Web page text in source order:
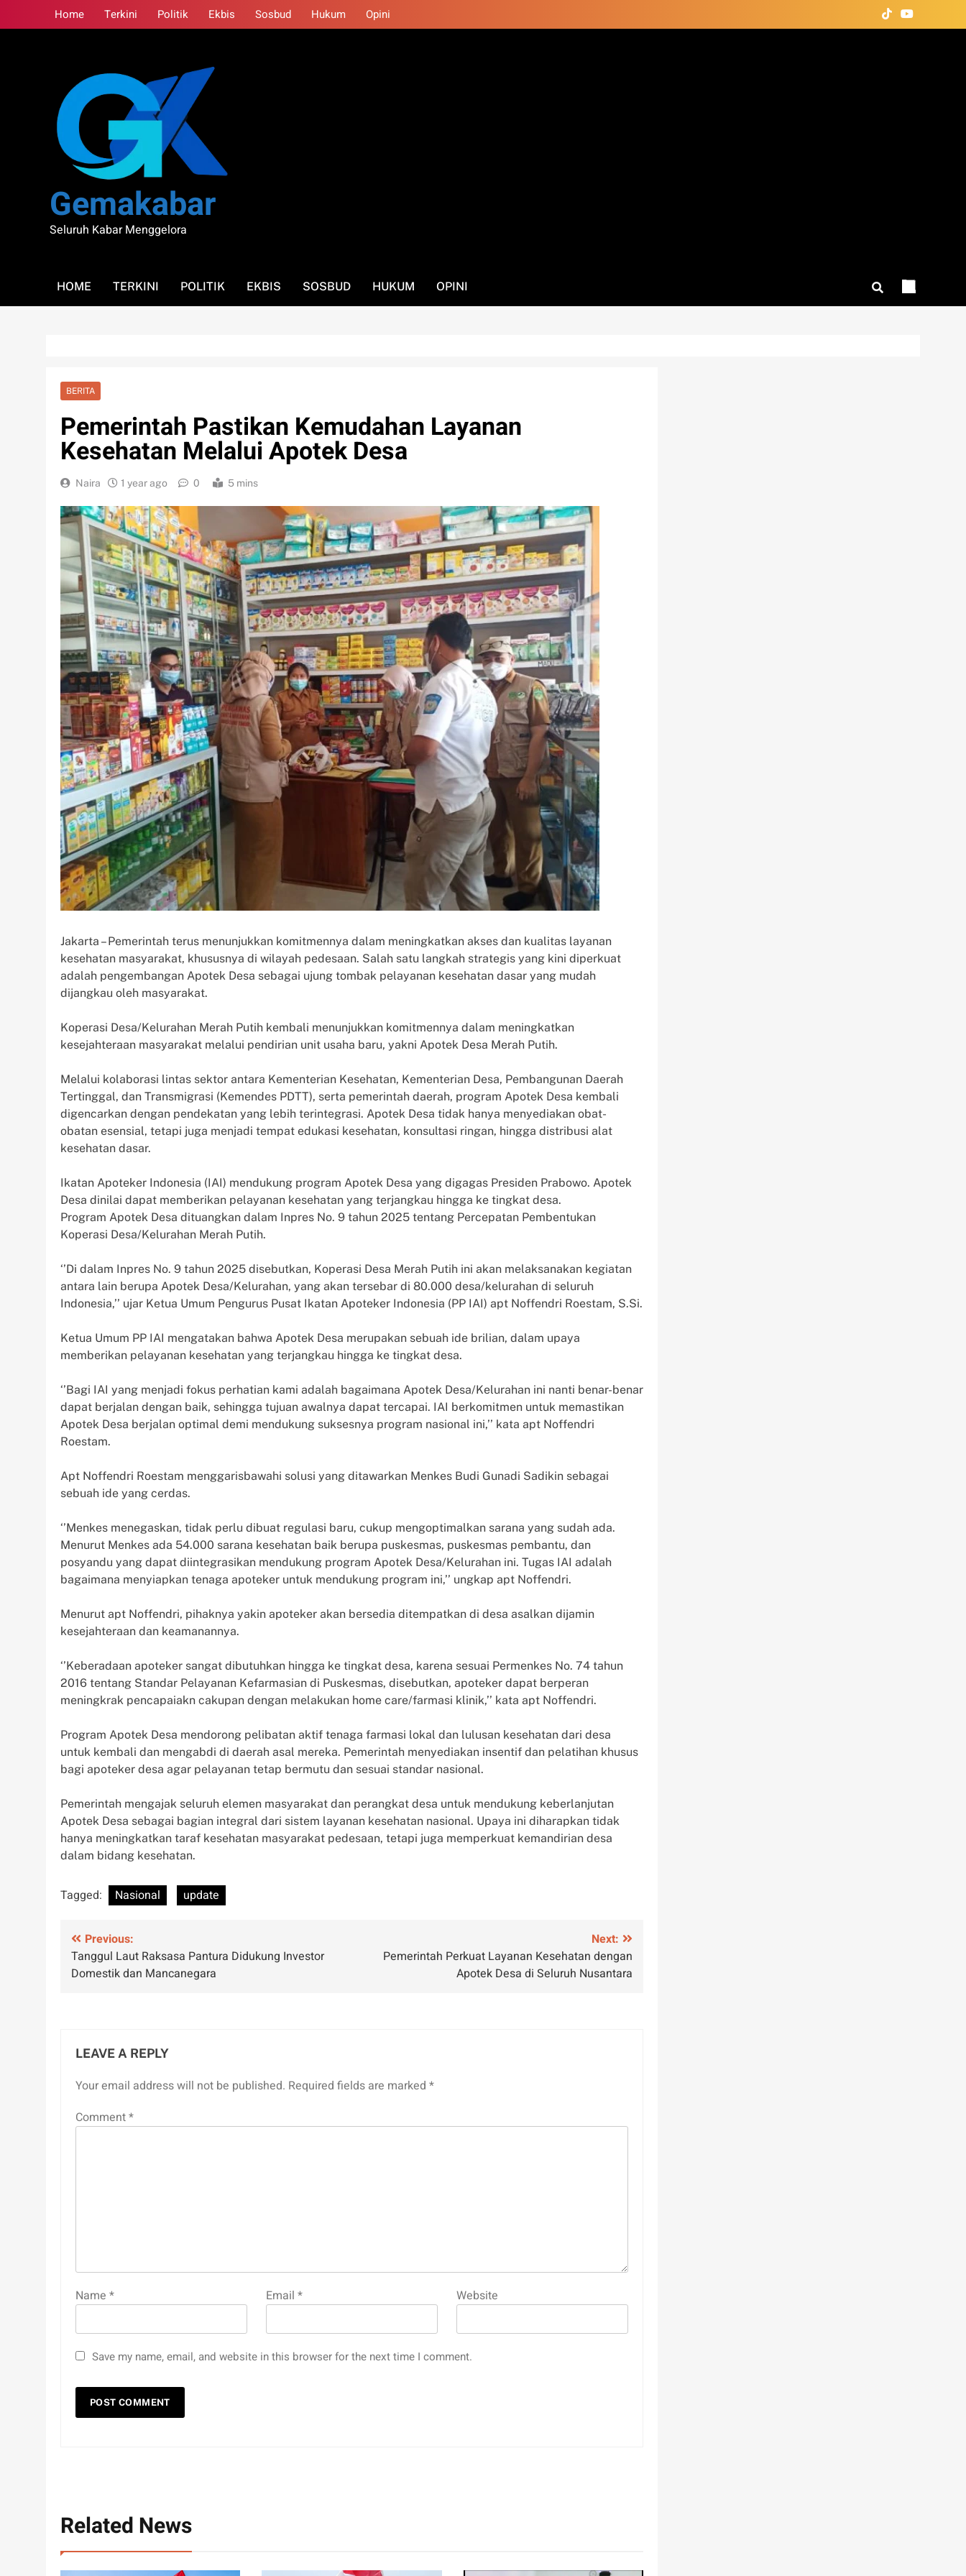
to
Home Terkini Politik Ekbis Sosbud Hukum Opini
Gemakabar
Seluruh Kabar Menggelora
HOME TERKINI POLITIK EKBIS SOSBUD HUKUM OPINI
BERITA
Pemerintah Pastikan Kemudahan Layanan
Kesehatan Melalui Apotek Desa
Naira 1 year ago 0 5 mins
Jakarta – Pemerintah terus menunjukkan komitmennya dalam meningkatkan akses dan kualitas layanan
kesehatan masyarakat, khususnya di wilayah pedesaan. Salah satu langkah strategis yang kini diperkuat
adalah pengembangan Apotek Desa sebagai ujung tombak pelayanan kesehatan dasar yang mudah
dijangkau oleh masyarakat.
Koperasi Desa/Kelurahan Merah Putih kembali menunjukkan komitmennya dalam meningkatkan
kesejahteraan masyarakat melalui pendirian unit usaha baru, yakni Apotek Desa Merah Putih.
Melalui kolaborasi lintas sektor antara Kementerian Kesehatan, Kementerian Desa, Pembangunan Daerah
Tertinggal, dan Transmigrasi (Kemendes PDTT), serta pemerintah daerah, program Apotek Desa kembali
digencarkan dengan pendekatan yang lebih terintegrasi. Apotek Desa tidak hanya menyediakan obat-
obatan esensial, tetapi juga menjadi tempat edukasi kesehatan, konsultasi ringan, hingga distribusi alat
kesehatan dasar.
Ikatan Apoteker Indonesia (IAI) mendukung program Apotek Desa yang digagas Presiden Prabowo. Apotek
Desa dinilai dapat memberikan pelayanan kesehatan yang terjangkau hingga ke tingkat desa.
Program Apotek Desa dituangkan dalam Inpres No. 9 tahun 2025 tentang Percepatan Pembentukan
Koperasi Desa/Kelurahan Merah Putih.
‘’Di dalam Inpres No. 9 tahun 2025 disebutkan, Koperasi Desa Merah Putih ini akan melaksanakan kegiatan
antara lain berupa Apotek Desa/Kelurahan, yang akan tersebar di 80.000 desa/kelurahan di seluruh
Indonesia,’’ ujar Ketua Umum Pengurus Pusat Ikatan Apoteker Indonesia (PP IAI) apt Noffendri Roestam, S.Si.
Ketua Umum PP IAI mengatakan bahwa Apotek Desa merupakan sebuah ide brilian, dalam upaya
memberikan pelayanan kesehatan yang terjangkau hingga ke tingkat desa.
‘’Bagi IAI yang menjadi fokus perhatian kami adalah bagaimana Apotek Desa/Kelurahan ini nanti benar-benar
dapat berjalan dengan baik, sehingga tujuan awalnya dapat tercapai. IAI berkomitmen untuk memastikan
Apotek Desa berjalan optimal demi mendukung suksesnya program nasional ini,’’ kata apt Noffendri
Roestam.
Apt Noffendri Roestam menggarisbawahi solusi yang ditawarkan Menkes Budi Gunadi Sadikin sebagai
sebuah ide yang cerdas.
‘’Menkes menegaskan, tidak perlu dibuat regulasi baru, cukup mengoptimalkan sarana yang sudah ada.
Menurut Menkes ada 54.000 sarana kesehatan baik berupa puskesmas, puskesmas pembantu, dan
posyandu yang dapat diintegrasikan mendukung program Apotek Desa/Kelurahan ini. Tugas IAI adalah
bagaimana menyiapkan tenaga apoteker untuk mendukung program ini,’’ ungkap apt Noffendri.
Menurut apt Noffendri, pihaknya yakin apoteker akan bersedia ditempatkan di desa asalkan dijamin
kesejahteraan dan keamanannya.
‘’Keberadaan apoteker sangat dibutuhkan hingga ke tingkat desa, karena sesuai Permenkes No. 74 tahun
2016 tentang Standar Pelayanan Kefarmasian di Puskesmas, disebutkan, apoteker dapat berperan
meningkrak pencapaiakn cakupan dengan melakukan home care/farmasi klinik,’’ kata apt Noffendri.
Program Apotek Desa mendorong pelibatan aktif tenaga farmasi lokal dan lulusan kesehatan dari desa
untuk kembali dan mengabdi di daerah asal mereka. Pemerintah menyediakan insentif dan pelatihan khusus
bagi apoteker desa agar pelayanan tetap bermutu dan sesuai standar nasional.
Pemerintah mengajak seluruh elemen masyarakat dan perangkat desa untuk mendukung keberlanjutan
Apotek Desa sebagai bagian integral dari sistem layanan kesehatan nasional. Upaya ini diharapkan tidak
hanya meningkatkan taraf kesehatan masyarakat pedesaan, tetapi juga memperkuat kemandirian desa
dalam bidang kesehatan.
Tagged: Nasional update
Post
navigation
Previous:
Tanggul Laut Raksasa Pantura Didukung Investor
Domestik dan Mancanegara
Next:
Pemerintah Perkuat Layanan Kesehatan dengan
Apotek Desa di Seluruh Nusantara
LEAVE A REPLY
Your email address will not be published. Required fields are marked *
Comment*
Name * Email* Website
Save my name, email, and website in this browser for the next time I comment.
Related News